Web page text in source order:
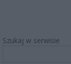
Szukaj w serwisie